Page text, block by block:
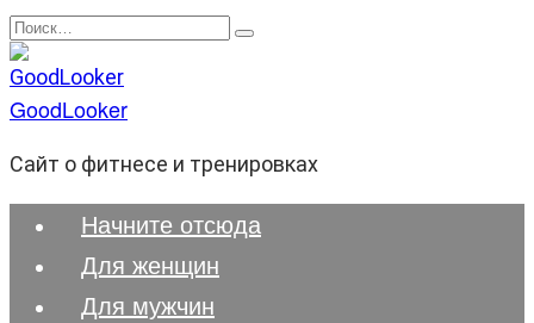
Перейти
к
содержанию
Search
for:
GoodLooker
Сайт о фитнесе и тренировках
Начните отсюда
Для женщин
Для мужчин